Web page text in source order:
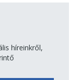
híreinkről,